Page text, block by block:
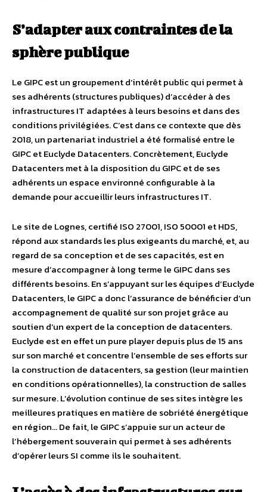
S’adapter aux contraintes de la
sphère publique
Le GIPC est un groupement d’intérêt public qui permet à
ses adhérents (structures publiques) d’accéder à des
infrastructures IT adaptées à leurs besoins et dans des
conditions privilégiées. C’est dans ce contexte que dès
2018, un partenariat industriel a été formalisé entre le
GIPC et Euclyde Datacenters. Concrètement, Euclyde
Datacenters met à la disposition du GIPC et de ses
adhérents un espace environné configurable à la
demande pour accueillir leurs infrastructures IT.
Le site de Lognes, certifié ISO 27001, ISO 50001 et HDS,
répond aux standards les plus exigeants du marché, et, au
regard de sa conception et de ses capacités, est en
mesure d’accompagner à long terme le GIPC dans ses
différents besoins. En s’appuyant sur les équipes d’Euclyde
Datacenters, le GIPC a donc l’assurance de bénéficier d’un
accompagnement de qualité sur son projet grâce au
soutien d’un expert de la conception de datacenters.
Euclyde est en effet un pure player depuis plus de 15 ans
sur son marché et concentre l’ensemble de ses efforts sur
la construction de datacenters, sa gestion (leur maintien
en conditions opérationnelles), la construction de salles
sur mesure. L’évolution continue de ses sites intègre les
meilleures pratiques en matière de sobriété énergétique
en région… De fait, le GIPC s’appuie sur un acteur de
l’hébergement souverain qui permet à ses adhérents
d’opérer leurs SI comme ils le souhaitent.